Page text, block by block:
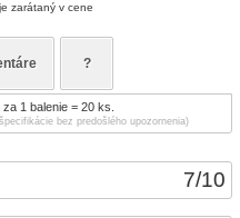
7/10
zarátaný v cene
?
1 balenie = 20 ks.
bez predošlého upozornenia)